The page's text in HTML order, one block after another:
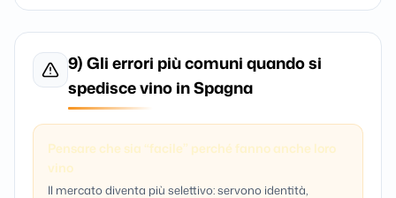
9) Gli errori più comuni quando si
spedisce vino in Spagna
Pensare che sia “facile” perché fanno anche loro
vino
Il mercato diventa più selettivo: servono identità,